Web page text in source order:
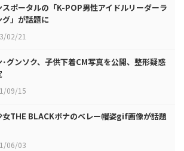
スポータルの「K-POP男性アイドルリーダーラ
グ」が話題に
02/21
･グンソク、子供下着CM写真を公開、整形疑惑
09/15
女THE BLACKボナのベレー帽姿gif画像が話題
06/03